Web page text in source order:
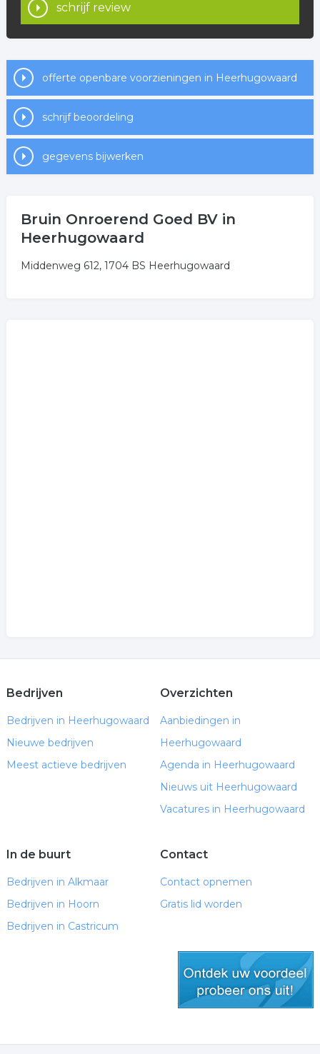
schrijf review
offerte openbare voorzieningen in Heerhugowaard
schrijf beoordeling
gegevens bijwerken
Bruin Onroerend Goed BV in
Heerhugowaard
Middenweg 612, 1704 BS Heerhugowaard
Bedrijven
Bedrijven in Heerhugowaard
Nieuwe bedrijven
Meest actieve bedrijven
Overzichten
Aanbiedingen in
Heerhugowaard
Agenda in Heerhugowaard
Nieuws uit Heerhugowaard
Vacatures in Heerhugowaard
In de buurt
Bedrijven in Alkmaar
Bedrijven in Hoorn
Bedrijven in Castricum
Contact
Contact opnemen
Gratis lid worden